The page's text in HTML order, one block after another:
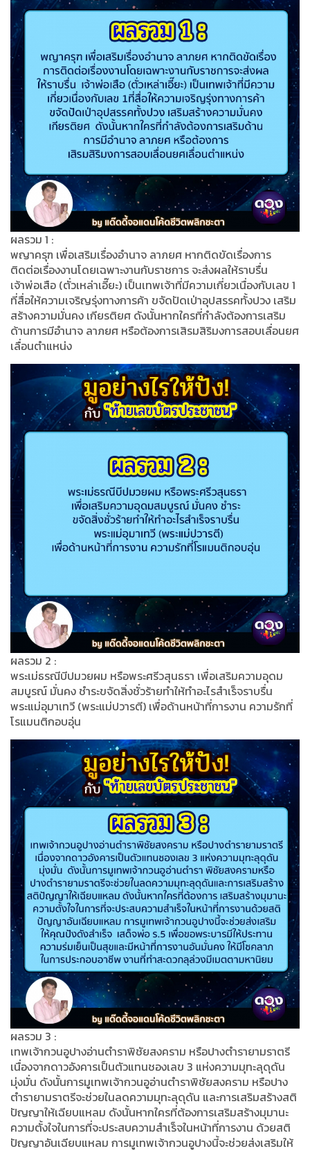
ผลรวม 1 :
พญาครุฑ เพื่อเสริมเรื่องอำนาจ ลาภยศ หากติดขัดเรื่องการ
ติดต่อเรื่องงานโดยเฉพาะงานกับราชการ จะส่งผลให้ราบรื่น
เจ้าพ่อเสือ (ตั่วเหล่าเอี๊ยะ) เป็นเทพเจ้าที่มีความเกี่ยวเนื่องกับเลข 1
ที่สื่อให้ความเจริญรุ่งทางการค้า ขจัดปัดเป่าอุปสรรคทั้งปวง เสริม
สร้างความมั่นคง เกียรติยศ ดังนั้นหากใครที่กำลังต้องการเสริม
ด้านการมีอำนาจ ลาภยศ หรือต้องการเสิรมสิริมงการสอบเลื่อนยศ
เลื่อนตำแหน่ง
ผลรวม 2 :
พระเม่ธรณีบีปมวยผม หรือพระศรีวสุนธรา เพื่อเสริมความอุดม
สมบูรณ์ มั่นคง ชำระขจัดสิ่งชั่วร้ายทำให้ทำอะไรสำเร็จราบรื่น
พระแม่อุมาเทวี (พระแม่ปวารตี) เพื่อด้านหน้าที่การงาน ความรักที่
โรแมนติกอบอุ่น
ผลรวม 3 :
เทพเจ้ากวนอูปางอ่านตำราพิชัยสงคราม หรือปางตำรายามราตรี
เนื่องจากดาวอังคารเป็นตัวแทนชองเลข 3 แห่งความมุทะลุดุดัน
มุ่งมั่น ดังนั้นการมูเทพเจ้ากวนอูอ่านตำราพิชัยสงคราม หรือปาง
ตำรายามราตรีจะช่วยในลดความมุทะลุดุดัน และการเสริมสร้างสติ
ปัญญาให้เฉียบแหลม ดังนั้นหากใครที่ต้องการเสริมสร้างมุมานะ
ความตั้งใจในการที่จะประสบความสำเร็จในหน้าที่การงาน ด้วยสติ
ปัญญาอันเฉียบแหลม การมูเทพเจ้ากวนอูปางนี้จะช่วยส่งเสริมให้